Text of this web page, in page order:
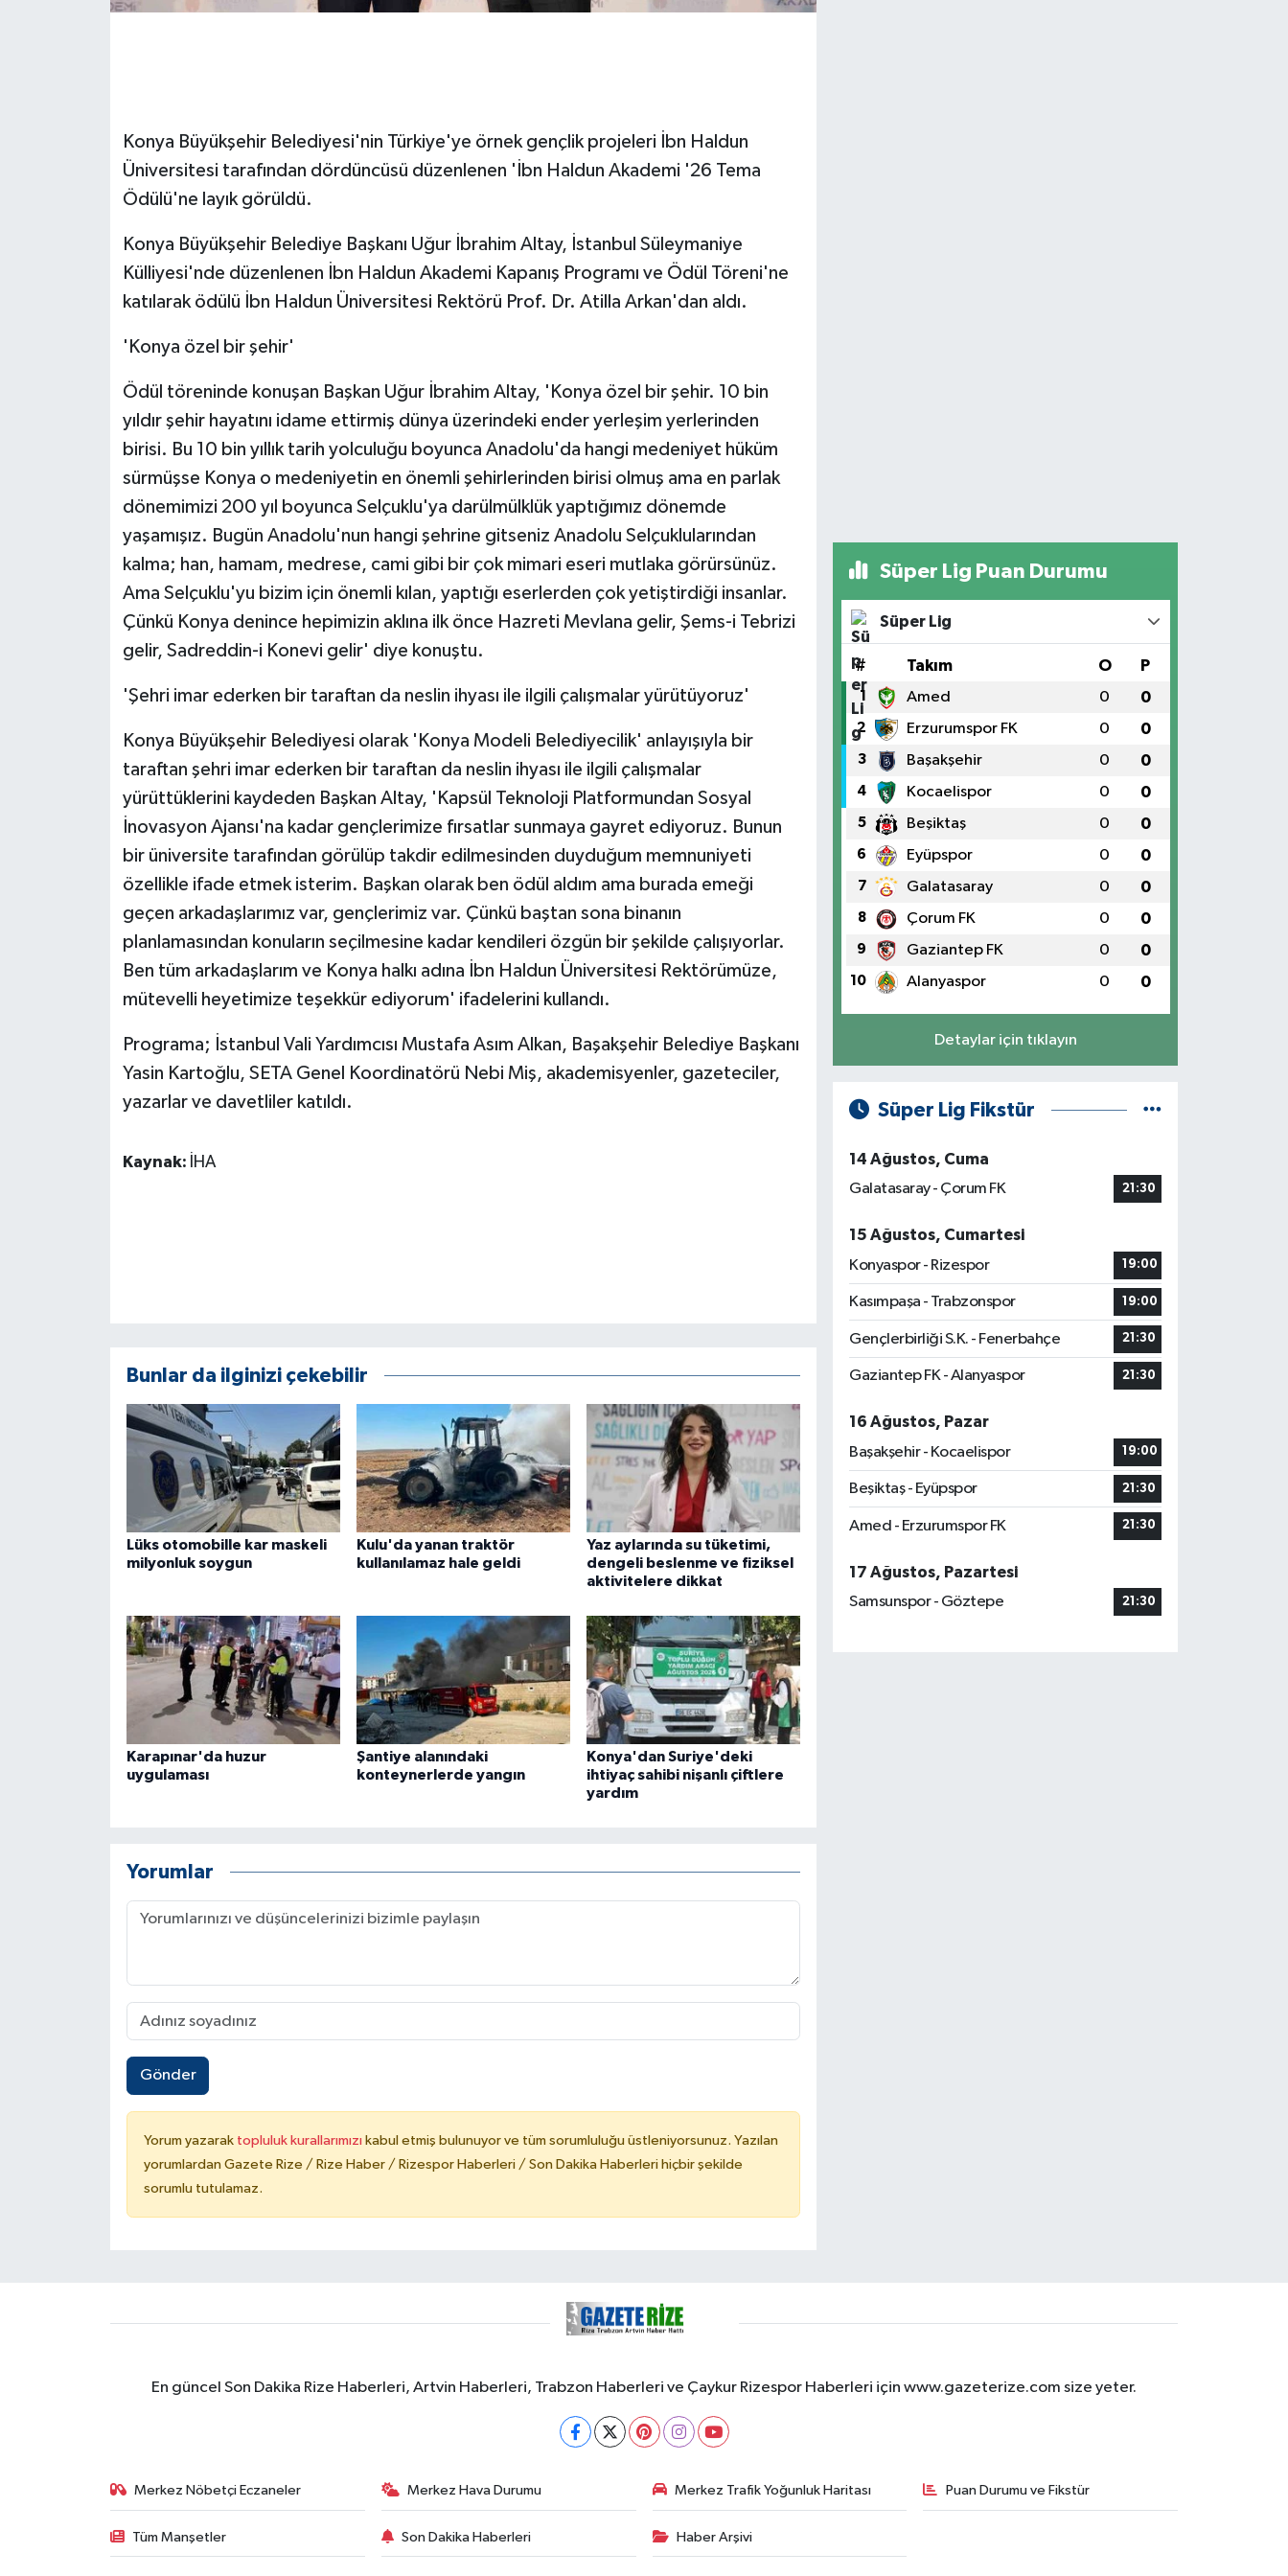
Konya Büyükşehir Belediyesi'nin Türkiye'ye örnek gençlik projeleri İbn Haldun
Üniversitesi tarafından dördüncüsü düzenlenen 'İbn Haldun Akademi '26 Tema
Ödülü'ne layık görüldü.
Konya Büyükşehir Belediye Başkanı Uğur İbrahim Altay, İstanbul Süleymaniye
Külliyesi'nde düzenlenen İbn Haldun Akademi Kapanış Programı ve Ödül Töreni'ne
katılarak ödülü İbn Haldun Üniversitesi Rektörü Prof. Dr. Atilla Arkan'dan aldı.
'Konya özel bir şehir'
Ödül töreninde konuşan Başkan Uğur İbrahim Altay, 'Konya özel bir şehir. 10 bin
yıldır şehir hayatını idame ettirmiş dünya üzerindeki ender yerleşim yerlerinden
birisi. Bu 10 bin yıllık tarih yolculuğu boyunca Anadolu'da hangi medeniyet hüküm
sürmüşse Konya o medeniyetin en önemli şehirlerinden birisi olmuş ama en parlak
dönemimizi 200 yıl boyunca Selçuklu'ya darülmülklük yaptığımız dönemde
yaşamışız. Bugün Anadolu'nun hangi şehrine gitseniz Anadolu Selçuklularından
kalma; han, hamam, medrese, cami gibi bir çok mimari eseri mutlaka görürsünüz.
Ama Selçuklu'yu bizim için önemli kılan, yaptığı eserlerden çok yetiştirdiği insanlar.
Çünkü Konya denince hepimizin aklına ilk önce Hazreti Mevlana gelir, Şems-i Tebrizi
gelir, Sadreddin-i Konevi gelir' diye konuştu.
'Şehri imar ederken bir taraftan da neslin ihyası ile ilgili çalışmalar yürütüyoruz'
Konya Büyükşehir Belediyesi olarak 'Konya Modeli Belediyecilik' anlayışıyla bir
taraftan şehri imar ederken bir taraftan da neslin ihyası ile ilgili çalışmalar
yürüttüklerini kaydeden Başkan Altay, 'Kapsül Teknoloji Platformundan Sosyal
İnovasyon Ajansı'na kadar gençlerimize fırsatlar sunmaya gayret ediyoruz. Bunun
bir üniversite tarafından görülüp takdir edilmesinden duyduğum memnuniyeti
özellikle ifade etmek isterim. Başkan olarak ben ödül aldım ama burada emeği
geçen arkadaşlarımız var, gençlerimiz var. Çünkü baştan sona binanın
planlamasından konuların seçilmesine kadar kendileri özgün bir şekilde çalışıyorlar.
Ben tüm arkadaşlarım ve Konya halkı adına İbn Haldun Üniversitesi Rektörümüze,
mütevelli heyetimize teşekkür ediyorum' ifadelerini kullandı.
Programa; İstanbul Vali Yardımcısı Mustafa Asım Alkan, Başakşehir Belediye Başkanı
Yasin Kartoğlu, SETA Genel Koordinatörü Nebi Miş, akademisyenler, gazeteciler,
yazarlar ve davetliler katıldı.
Kaynak: İHA
Bunlar da ilginizi çekebilir
Lüks otomobille kar maskeli
milyonluk soygun
Kulu'da yanan traktör
kullanılamaz hale geldi
Yaz aylarında su tüketimi,
dengeli beslenme ve fiziksel
aktivitelere dikkat
Karapınar'da huzur
uygulaması
Şantiye alanındaki
konteynerlerde yangın
Konya'dan Suriye'deki
ihtiyaç sahibi nişanlı çiftlere
yardım
Yorumlar
Gönder
Yorum yazarak topluluk kurallarımızı kabul etmiş bulunuyor ve tüm sorumluluğu üstleniyorsunuz. Yazılan
yorumlardan Gazete Rize / Rize Haber / Rizespor Haberleri / Son Dakika Haberleri hiçbir şekilde
sorumlu tutulamaz.
Süper Lig Puan Durumu
Süper Lig
# Takım O P
1 Amed 0 0
2 Erzurumspor FK 0 0
3 Başakşehir 0 0
4 Kocaelispor 0 0
5 Beşiktaş 0 0
6 Eyüpspor 0 0
7 Galatasaray 0 0
8 Çorum FK 0 0
9 Gaziantep FK 0 0
10 Alanyaspor 0 0
Detaylar için tıklayın
Süper Lig Fikstür
14 Ağustos, Cuma
Galatasaray - Çorum FK
21:30
15 Ağustos, Cumartesi
Konyaspor - Rizespor
19:00
Kasımpaşa - Trabzonspor 19:00
Gençlerbirliği S.K. - Fenerbahçe 21:30
Gaziantep FK - Alanyaspor 21:30
16 Ağustos, Pazar
Başakşehir - Kocaelispor
19:00
Beşiktaş - Eyüpspor 21:30
Amed - Erzurumspor FK 21:30
17 Ağustos, Pazartesi
Samsunspor - Göztepe
21:30
En güncel Son Dakika Rize Haberleri, Artvin Haberleri, Trabzon Haberleri ve Çaykur Rizespor Haberleri için www.gazeterize.com size yeter.
Merkez Nöbetçi Eczaneler Merkez Hava Durumu Merkez Trafik Yoğunluk Haritası Puan Durumu ve Fikstür
Tüm Manşetler Son Dakika Haberleri Haber Arşivi
HABERDE İNSAN
Jandarma
KÜLTÜR SANAT
MAGAZİN
Otomobil
POLİTİKA
TEKNOLOJİ
ÜLKE GÜNDEMİ